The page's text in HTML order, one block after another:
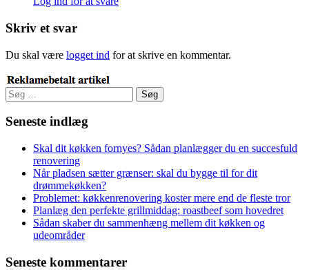
Skriv et svar
Du skal være logget ind for at skrive en kommentar.
Søg
efter:
Seneste indlæg
Skal dit køkken fornyes? Sådan planlægger du en succesfuld
renovering
Når pladsen sætter grænser: skal du bygge til for dit
drømmekøkken?
Problemet: køkkenrenovering koster mere end de fleste tror
Planlæg den perfekte grillmiddag: roastbeef som hovedret
Sådan skaber du sammenhæng mellem dit køkken og
udeområder
Seneste kommentarer